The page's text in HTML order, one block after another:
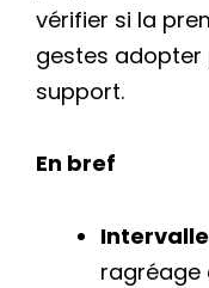
vérifier si la
gestes adopter
support.
En bref
ragréage